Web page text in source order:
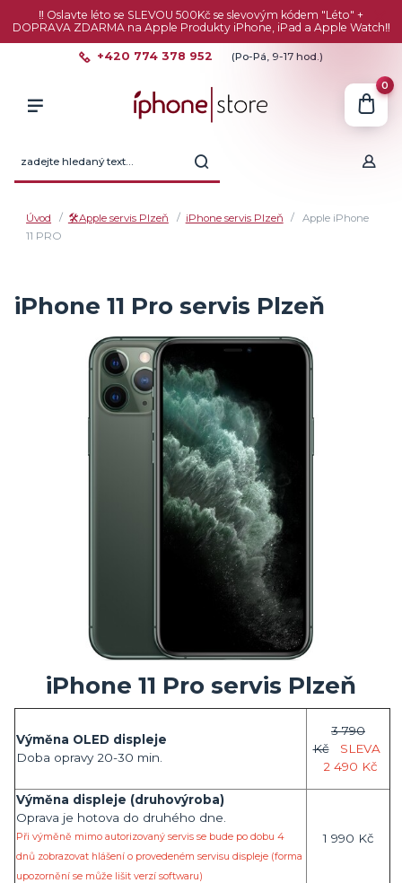
‼️ Oslavte léto se SLEVOU 500Kč se slevovým kódem "Léto" +
DOPRAVA ZDARMA na Apple Produkty iPhone, iPad a Apple Watch‼️
+420 774 378 952 (Po-Pá, 9-17 hod.)
0
Úvod 🛠️Apple servis Plzeň iPhone servis Plzeň
Apple iPhone
11 PRO
iPhone 11 Pro servis Plzeň
iPhone 11 Pro servis Plzeň
Výměna OLED displeje
Doba opravy 20-30 min.
3 790
Kč
SLEVA
2 490 Kč
Výměna displeje (druhovýroba)
Oprava je hotova do druhého dne.
Při výměně mimo autorizovaný servis se bude po dobu 4
dnů zobrazovat hlášení o provedeném servisu displeje (forma
upozornění se může lišit verzí softwaru)
1 990 Kč